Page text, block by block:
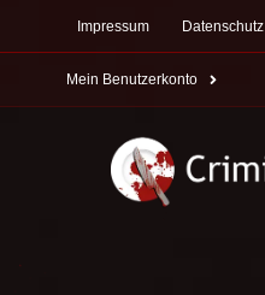
Impressum Datenschutz
Mein Benutzerkonto